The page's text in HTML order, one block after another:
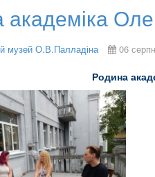
академіка
музей О.В.Палладіна 06
Родина